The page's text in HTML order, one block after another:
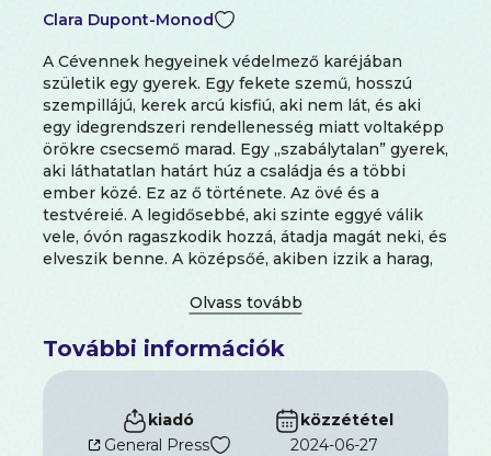
Clara Dupont-Monod
A Cévennek hegyeinek védelmező karéjában
születik egy gyerek. Egy fekete szemű, hosszú
szempillájú, kerek arcú kisfiú, aki nem lát, és aki
egy idegrendszeri rendellenesség miatt voltaképp
örökre csecsemő marad. Egy „szabálytalan” gyerek,
aki láthatatlan határt húz a családja és a többi
ember közé. Ez az ő története. Az övé és a
testvéreié. A legidősebbé, aki szinte eggyé válik
vele, óvón ragaszkodik hozzá, átadja magát neki, és
elveszik benne. A középsőé, akiben izzik a harag,
szükség van rá, mindent megtesz, hogy
És a legfiatalabbé, aki a család szellemeinek
árnyékában él, mégis az újjászületést és a
megbékélést hordozza.
További információk
kiadó
General Press
közzététel
2024-06-27